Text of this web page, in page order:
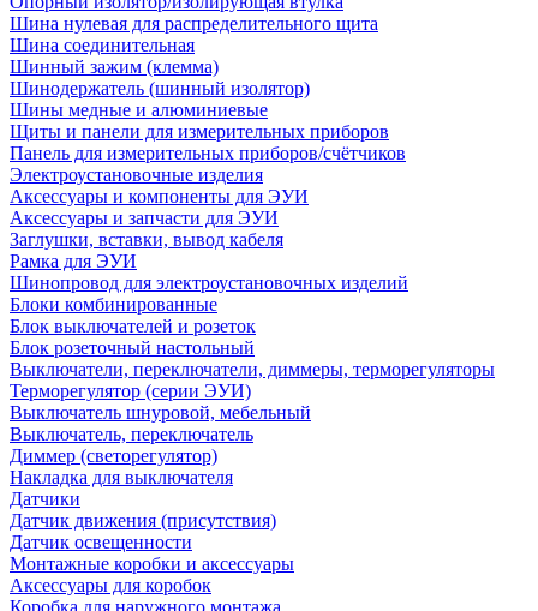
Шина нулевая для распределительного щита
Шина соединительная
Шинный зажим (клемма)
Шинодержатель (шинный изолятор)
Шины медные и алюминиевые
Щиты и панели для измерительных приборов
Панель для измерительных приборов/счётчиков
Электроустановочные изделия
Аксессуары и компоненты для ЭУИ
Аксессуары и запчасти для ЭУИ
Заглушки, вставки, вывод кабеля
Рамка для ЭУИ
Шинопровод для электроустановочных изделий
Блоки комбинированные
Блок выключателей и розеток
Блок розеточный настольный
Выключатели, переключатели, диммеры, терморегуляторы
Терморегулятор (серии ЭУИ)
Выключатель шнуровой, мебельный
Выключатель, переключатель
Диммер (светорегулятор)
Накладка для выключателя
Датчики
Датчик движения (присутствия)
Датчик освещенности
Монтажные коробки и аксессуары
Аксессуары для коробок
Коробка для наружного монтажа